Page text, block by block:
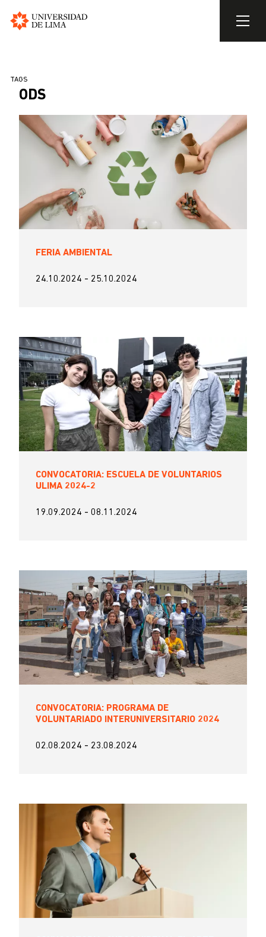
contenido
principal
SOBRESCRIBIR
ENLACES
DE
AYUDA
NAVEGACIÓN
TAGS
ODS
FERIA AMBIENTAL
24.10.2024 - 25.10.2024
CONVOCATORIA: ESCUELA DE VOLUNTARIOS
ULIMA 2024-2
19.09.2024 - 08.11.2024
CONVOCATORIA: PROGRAMA DE
VOLUNTARIADO INTERUNIVERSITARIO 2024
02.08.2024 - 23.08.2024